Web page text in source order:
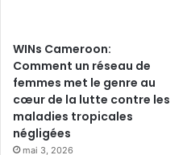
WINs Cameroon:
Comment un réseau de
femmes met le genre au
cœur de la lutte contre les
maladies tropicales
négligées
mai 3, 2026